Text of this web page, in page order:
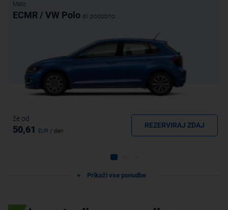
Malo
ECMR / VW Polo ali podobno...
že od
50,61 EUR / dan
REZERVIRAJ ZDAJ
Prikaži vse ponudbe